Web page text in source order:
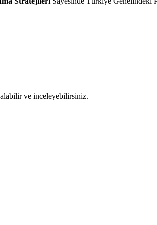
ve inceleyebilirsiniz.